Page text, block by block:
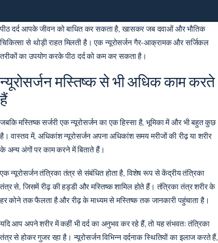
पीठ दर्द आपके जीवन को बाधित कर सकता है, खासकर जब दवाओं और भौतिक
चिकित्सा से थोड़ी राहत मिलती है। एक न्यूरोसर्जन गैर-आक्रामक और सर्जिकल
तरीकों का उपयोग करके पीठ दर्द को कम कर सकता है।
न्यूरोसर्जन मस्तिष्क से भी अधिक काम करते
हैं
जबकि मस्तिष्क सर्जरी एक न्यूरोसर्जन का एक हिस्सा है, भूमिका में और भी बहुत कुछ
है। वास्तव में, अधिकांश न्यूरोसर्जन अपना अधिकांश समय मरीजों की रीढ़ या शरीर
के अन्य अंगों पर काम करने में बिताते हैं।
एक न्यूरोसर्जन तंत्रिका तंत्र से संबंधित होता है, विशेष रूप से केंद्रीय तंत्रिका
तंत्र से, जिसमें रीढ़ की हड्डी और मस्तिष्क शामिल होते हैं। तंत्रिका तंत्र शरीर के
हर कोने तक फैलता है और रीढ़ के माध्यम से मस्तिष्क तक जानकारी पहुंचाता है।
यदि आप अपने शरीर में कहीं भी दर्द का अनुभव कर रहे हैं, तो यह संभवतः तंत्रिका
तंत्र से होकर गुजर रहा है। न्यूरोसर्जन विभिन्न दर्दनाक स्थितियों का इलाज करते हैं,